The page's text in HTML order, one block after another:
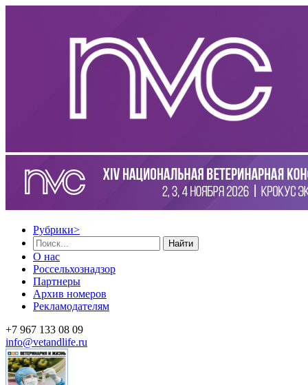
Рубрики>
Найти
О нас
Россельхознадзор
Партнеры
Архив номеров
Рекламодателям
+7 967 133 08 09
info@vetandlife.ru